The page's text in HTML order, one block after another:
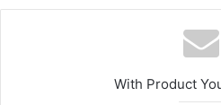
With Product